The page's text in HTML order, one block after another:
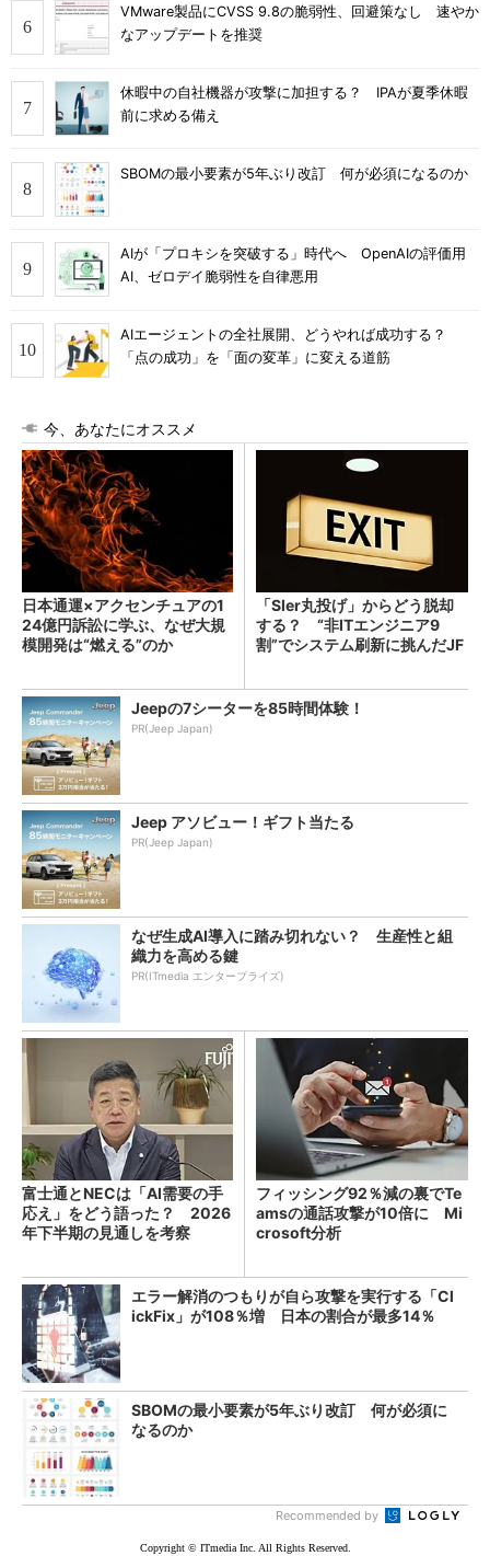
VMware製品にCVSS 9.8の脆弱性、回避策なし 速やか
なアップデートを推奨
休暇中の自社機器が攻撃に加担する？ IPAが夏季休暇
前に求める備え
SBOMの最小要素が5年ぶり改訂 何が必須になるのか
AIが「プロキシを突破する」時代へ OpenAIの評価用
AI、ゼロデイ脆弱性を自律悪用
AIエージェントの全社展開、どうやれば成功する？
「点の成功」を「面の変革」に変える道筋
今、あなたにオススメ
日本通運×アクセンチュアの1
24億円訴訟に学ぶ、なぜ大規
模開発は“燃える”のか
「SIer丸投げ」からどう脱却
する？ “非ITエンジニア9
割”でシステム刷新に挑んだJF
Jeepの7シーターを85時間体験！
PR(Jeep Japan)
Jeep アソビュー！ギフト当たる
PR(Jeep Japan)
なぜ生成AI導入に踏み切れない？ 生産性と組
織力を高める鍵
PR(ITmedia エンタープライズ)
富士通とNECは「AI需要の手
応え」をどう語った？ 2026
年下半期の見通しを考察
フィッシング92％減の裏でTe
amsの通話攻撃が10倍に Mi
crosoft分析
エラー解消のつもりが自ら攻撃を実行する「Cl
ickFix」が108％増 日本の割合が最多14％
SBOMの最小要素が5年ぶり改訂 何が必須に
なるのか
Recommended by
Copyright © ITmedia Inc. All Rights Reserved.